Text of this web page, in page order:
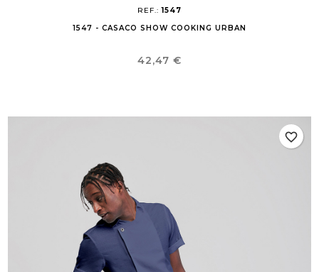
REF.:1547
1547 - CASACO SHOW COOKING URBAN
Preço
42,47 €
favorite_border